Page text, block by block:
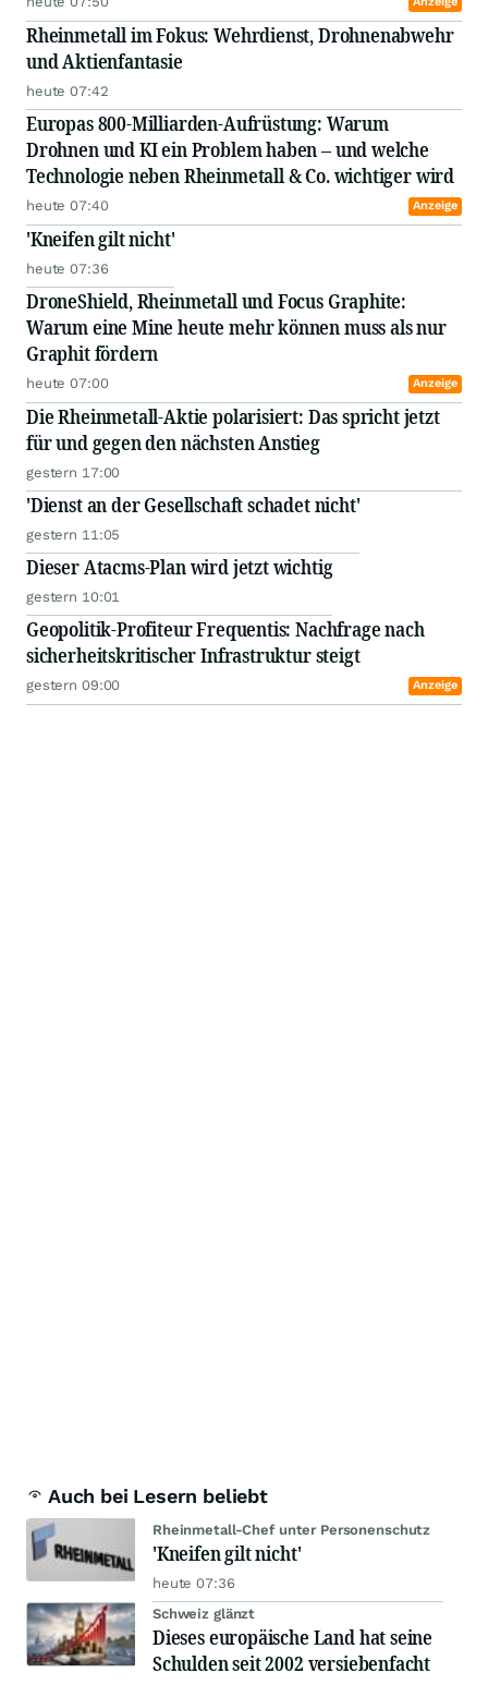
Rheinmetall im Fokus: Wehrdienst, Drohnenabwehr
und Aktienfantasie
heute 07:42
Europas 800-Milliarden-Aufrüstung: Warum
Drohnen und KI ein Problem haben – und welche
Technologie neben Rheinmetall & Co. wichtiger wird
heute 07:40 Anzeige
'Kneifen gilt nicht'
heute 07:36
DroneShield, Rheinmetall und Focus Graphite:
Warum eine Mine heute mehr können muss als nur
Graphit fördern
heute 07:00 Anzeige
Die Rheinmetall-Aktie polarisiert: Das spricht jetzt
für und gegen den nächsten Anstieg
gestern 17:00
'Dienst an der Gesellschaft schadet nicht'
gestern 11:05
Dieser Atacms-Plan wird jetzt wichtig
gestern 10:01
Geopolitik-Profiteur Frequentis: Nachfrage nach
sicherheitskritischer Infrastruktur steigt
gestern 09:00 Anzeige
Auch bei Lesern beliebt
Rheinmetall-Chef unter Personenschutz
'Kneifen gilt nicht'
heute 07:36
Schweiz glänzt
Dieses europäische Land hat seine
Schulden seit 2002 versiebenfacht